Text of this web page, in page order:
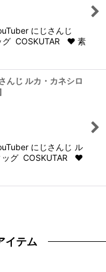
にじさんじ
グ COSKUTAR ♥ 素
んじ ルカ・カネシロ
にじさんじ ル
ッグ COSKUTAR ♥
イテム